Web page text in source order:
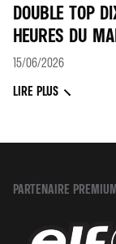
DOUBLE TOP
HEURES DU
15/06/2026
LIRE PLUS
PARTENAIRE